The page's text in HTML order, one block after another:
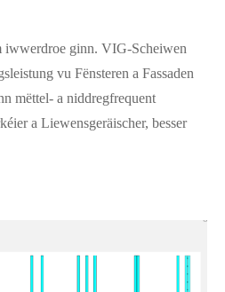
iwwerdroe ginn. VIG-Scheiwen
vu Fënsteren a Fassaden
mëttel- a niddregfrequent
a Liewensgeräischer, besser